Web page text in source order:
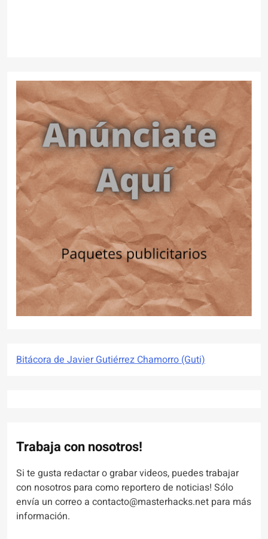
Bitácora de Javier Gutiérrez Chamorro (Guti)
Trabaja con nosotros!
Si te gusta redactar o grabar videos, puedes trabajar
con nosotros para como reportero de noticias! Sólo
envía un correo a contacto@masterhacks.net para más
información.